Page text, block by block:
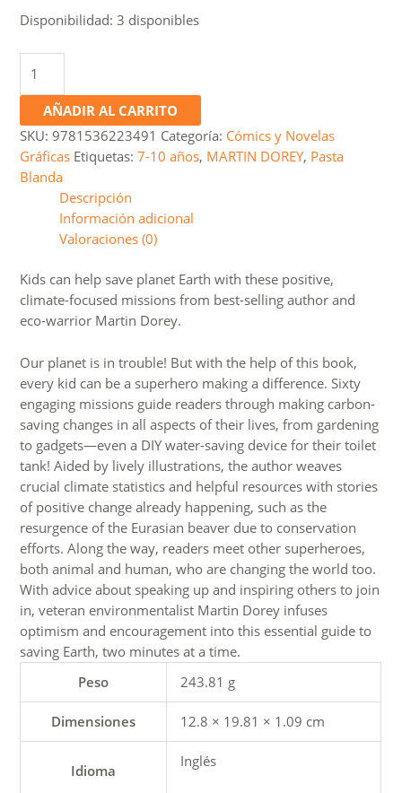
Disponibilidad: 3 disponibles
Fight
Climate
Change:
Act
now
to
cantidad
AÑADIR AL CARRITO
SKU:9781536223491 Categoría: Cómics y Novelas
Gráficas Etiquetas:7-10 años, MARTIN DOREY, Pasta
Blanda
Descripción
Información adicional
Valoraciones (0)
Kids can help save planet Earth with these positive,
climate-focused missions from best-selling author and
eco-warrior Martin Dorey.
Our planet is in trouble! But with the help of this book,
every kid can be a superhero making a difference. Sixty
engaging missions guide readers through making carbon-
saving changes in all aspects of their lives, from gardening
to gadgets—even a DIY water-saving device for their toilet
tank! Aided by lively illustrations, the author weaves
crucial climate statistics and helpful resources with stories
of positive change already happening, such as the
resurgence of the Eurasian beaver due to conservation
efforts. Along the way, readers meet other superheroes,
both animal and human, who are changing the world too.
With advice about speaking up and inspiring others to join
in, veteran environmentalist Martin Dorey infuses
optimism and encouragement into this essential guide to
saving Earth, two minutes at a time.
Peso
243.81 g
Dimensiones 12.8 × 19.81 × 1.09 cm
Idioma
Inglés